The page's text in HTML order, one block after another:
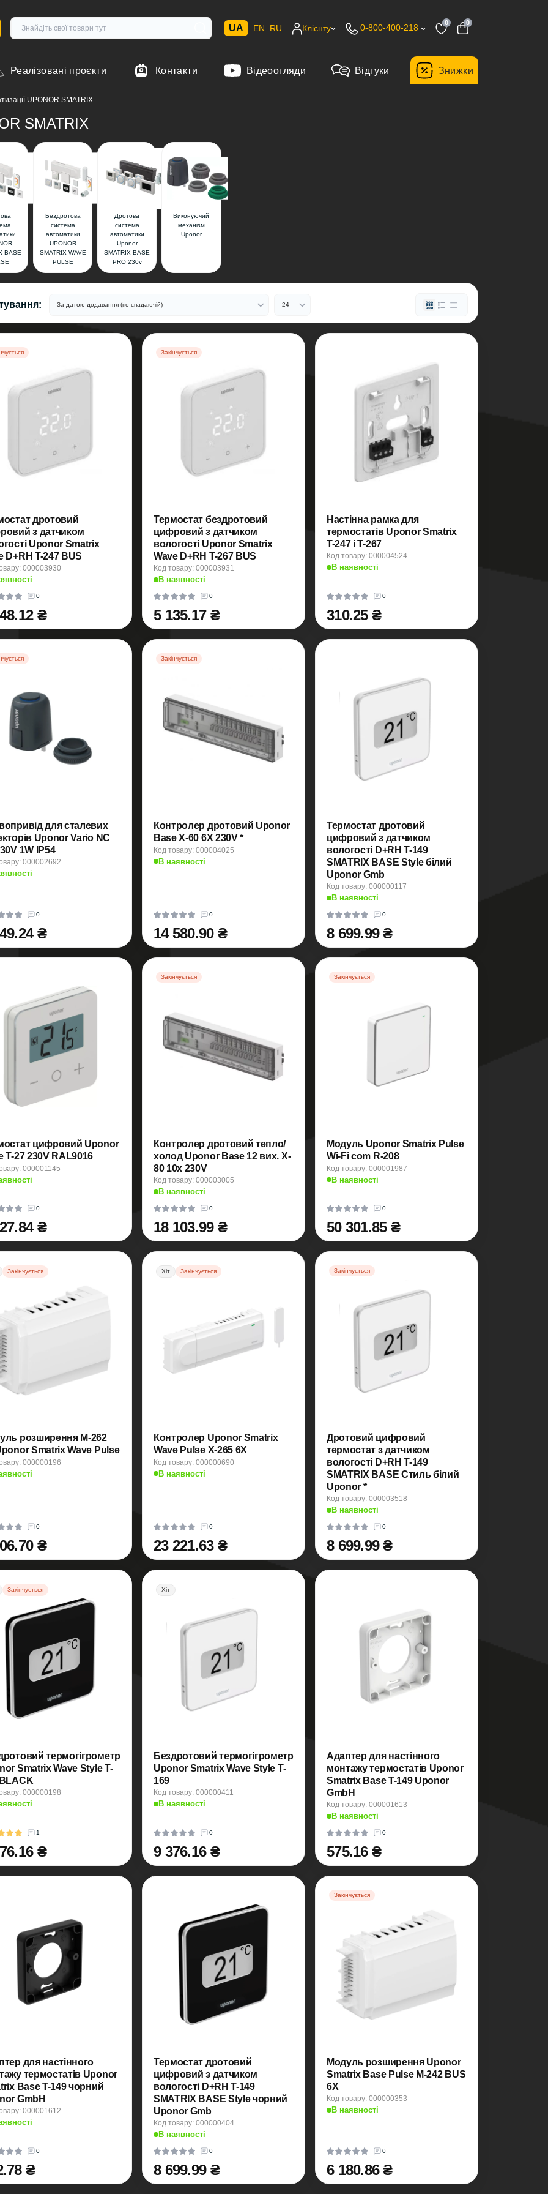
UA EN RU Клієнту 0-800-400-218
0 0
Реалізовані проєкти Контакти Відеоогляди Відгуки Знижки
UPONOR SMATRIX
SMATRIX
BASE
Бездротова
система
автоматики
UPONOR
SMATRIX WAVE
PULSE
Дротова
система
автоматики
Uponor
SMATRIX BASE
PRO 230v
Виконуючий
механізм
Uponor
дротовий
з датчиком
Uponor Smatrix
Base D+RH T-247 BUS
000003930
0
₴
Закінчується
Термостат бездротовий
цифровий з датчиком
вологості Uponor Smatrix
Wave D+RH T-267 BUS
Код товару: 000003931
В наявності
0
5 135.17 ₴
Настінна рамка для
термостатів Uponor Smatrix
T-247 і T-267
Код товару: 000004524
В наявності
0
310.25 ₴
для сталевих
Uponor Vario NC
1W IP54
000002692
0
₴
Закінчується
Контролер дротовий Uponor
Base X-60 6X 230V *
Код товару: 000004025
В наявності
0
14 580.90 ₴
Термостат дротовий
цифровий з датчиком
вологості D+RH T-149
SMATRIX BASE Style білий
Uponor Gmb
Код товару: 000000117
В наявності
0
8 699.99 ₴
цифровий Uponor
T-27 230V RAL9016
000001145
0
₴
Закінчується
Контролер дротовий тепло/
холод Uponor Base 12 вих. X-
80 10x 230V
Код товару: 000003005
В наявності
0
18 103.99 ₴
Закінчується
Модуль Uponor Smatrix Pulse
Wi-Fi com R-208
Код товару: 000001987
В наявності
0
50 301.85 ₴
Закінчується
розширення M-262
Smatrix Wave Pulse
000000196
0
₴
Хіт Закінчується
Контролер Uponor Smatrix
Wave Pulse X-265 6X
Код товару: 000000690
В наявності
0
23 221.63 ₴
Закінчується
Дротовий цифровий
термостат з датчиком
вологості D+RH T-149
SMATRIX BASE Стиль білий
Uponor *
Код товару: 000003518
В наявності
0
8 699.99 ₴
Закінчується
термогігрометр
Smatrix Wave Style T-
000000198
1
₴
Хіт
Бездротовий термогігрометр
Uponor Smatrix Wave Style T-
169
Код товару: 000000411
В наявності
0
9 376.16 ₴
Адаптер для настінного
монтажу термостатів Uponor
Smatrix Base T-149 Uponor
GmbH
Код товару: 000001613
В наявності
0
575.16 ₴
для настінного
термостатів Uponor
Base T-149 чорний
GmbH
000001612
0
₴
Термостат дротовий
цифровий з датчиком
вологості D+RH T-149
SMATRIX BASE Style чорний
Uponor Gmb
Код товару: 000000404
В наявності
0
8 699.99 ₴
Закінчується
Модуль розширення Uponor
Smatrix Base Pulse M-242 BUS
6X
Код товару: 000000353
В наявності
0
6 180.86 ₴